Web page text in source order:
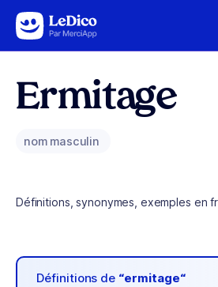
Aller au contenu
Ermitage
nom masculin
Définitions, synonymes, exemples en
Définitions de “ermitage“